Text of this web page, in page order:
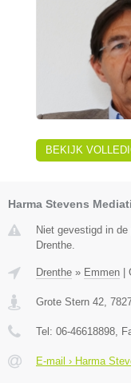
BEKIJK
Harma Stevens
Niet gevestigd in
Drenthe.
Drenthe » Emmen |
Grote Stern 42
Tel: 06-46618898 ,
E-mail › Harma